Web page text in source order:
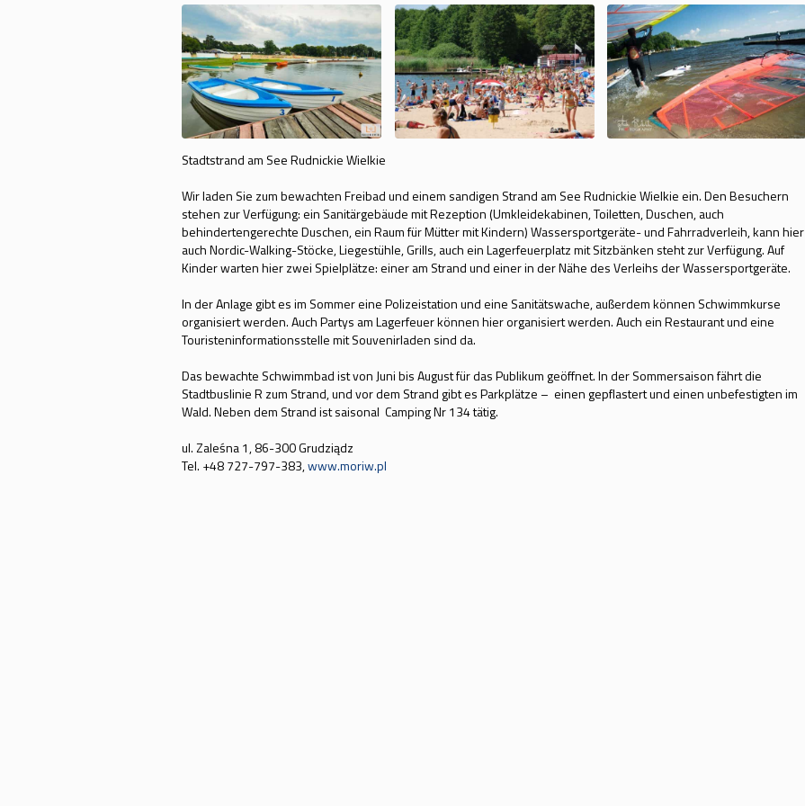
Stadtstrand am See Rudnickie Wielkie
Wir laden Sie zum bewachten Freibad und einem sandigen Strand am See Rudnickie Wielkie ein. Den Besuchern
stehen zur Verfügung: ein Sanitärgebäude mit Rezeption (Umkleidekabinen, Toiletten, Duschen, auch
behindertengerechte Duschen, ein Raum für Mütter mit Kindern) Wassersportgeräte- und Fahrradverleih, kann hier
auch Nordic-Walking-Stöcke, Liegestühle, Grills, auch ein Lagerfeuerplatz mit Sitzbänken steht zur Verfügung. Auf
Kinder warten hier zwei Spielplätze: einer am Strand und einer in der Nähe des Verleihs der Wassersportgeräte.
In der Anlage gibt es im Sommer eine Polizeistation und eine Sanitätswache, außerdem können Schwimmkurse
organisiert werden. Auch Partys am Lagerfeuer können hier organisiert werden. Auch ein Restaurant und eine
Touristeninformationsstelle mit Souvenirladen sind da.
Das bewachte Schwimmbad ist von Juni bis August für das Publikum geöffnet. In der Sommersaison fährt die
Stadtbuslinie R zum Strand, und vor dem Strand gibt es Parkplätze – einen gepflastert und einen unbefestigten im
Wald. Neben dem Strand ist saisonal Camping Nr 134 tätig.
ul. Zaleśna 1, 86-300 Grudziądz
Tel. +48 727-797-383,www.moriw.pl